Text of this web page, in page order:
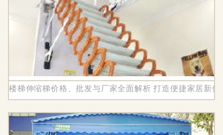
楼梯伸缩梯价格、批发与厂家全面解析 打造便捷家居新体